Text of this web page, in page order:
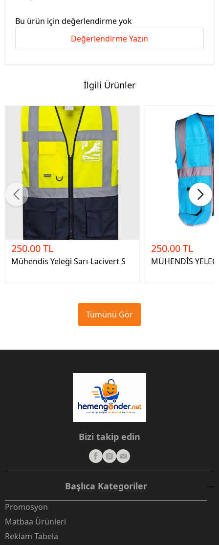
Bu ürün için değerlendirme yok
Değerlendirme Yazın
İlgili Ürünler
250.00 TL
Mühendis Yeleği Sarı-Lacivert S
250.00 TL
MÜHENDİS
Tümünü Gör
Bizi takip edin
Başlıca Kategoriler
Promosyon
Matbaa Ürünleri
Reklam Tabela